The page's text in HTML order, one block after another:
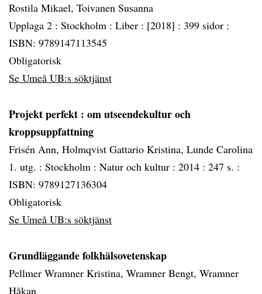
Rostila Mikael, Toivanen Susanna
Upplaga 2 : Stockholm : Liber : [2018] : 399 sidor :
ISBN: 9789147113545
Obligatorisk
Se Umeå UB:s söktjänst
Projekt perfekt : om utseendekultur och
kroppsuppfattning
Frisén Ann, Holmqvist Gattario Kristina, Lunde Carolina
1. utg. : Stockholm : Natur och kultur : 2014 : 247 s. :
ISBN: 9789127136304
Obligatorisk
Se Umeå UB:s söktjänst
Grundläggande folkhälsovetenskap
Pellmer Wramner Kristina, Wramner Bengt, Wramner
Håkan